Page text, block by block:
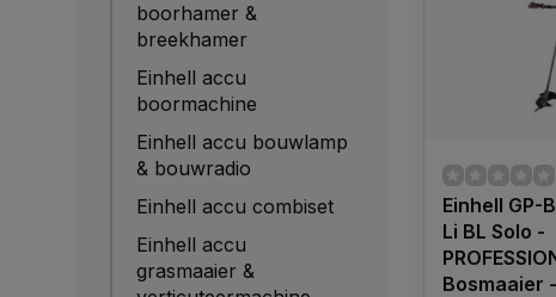
boorhamer &
breekhamer
Einhell accu
boormachine
Einhell accu bouwlamp
& bouwradio
Einhell accu combiset
Einhell accu
grasmaaier &
Einhell GP-
Li BL Solo -
Bosmaaier